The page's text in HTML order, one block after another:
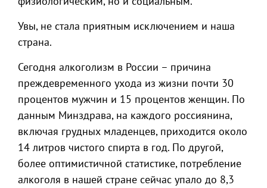
Увы, не стала приятным исключением и наша
страна.
Сегодня алкоголизм в России – причина
преждевременного ухода из жизни почти 30
процентов мужчин и 15 процентов женщин. По
данным Минздрава, на каждого россиянина,
включая грудных младенцев, приходится около
14 литров чистого спирта в год. По другой,
более оптимистичной статистике, потребление
алкоголя в нашей стране сейчас упало до 8,3